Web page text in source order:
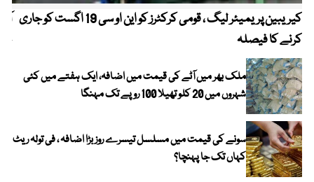
کیریبین پریمیئر لیگ ، قومی کرکٹرز کو این او سی 19 اگست کو جاری
کرنے کا فیصلہ
ملک بھر میں آٹے کی قیمت میں اضافہ، ایک ہفتے میں کئی
شہروں میں 20 کلو تھیلا 100 روپے تک مہنگا
سونے کی قیمت میں مسلسل تیسرے روز بڑا اضافہ ، فی تولہ ریٹ
کہاں تک جا پہنچا؟